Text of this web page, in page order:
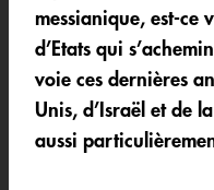
messianique, est-ce
d’Etats qui
voie ces dernières
Unis, d’Israël et de
aussi